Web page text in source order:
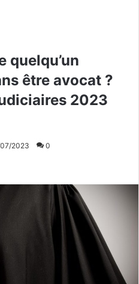
quelqu’un
être avocat ?
2023
2023 0